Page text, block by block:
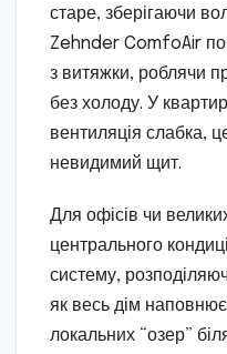
старе, зберігаючи
Zehnder ComfoAir
з витяжки, роблячи
без холоду. У
вентиляція слабка,
невидимий щит.
Для офісів чи
центрального
систему,
як весь дім
локальних “озер”